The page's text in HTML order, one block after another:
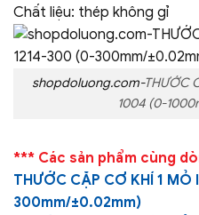
Chất liệu: thép không gỉ
shopdoluong.com-THƯỚC
1004 (0-
*** Các sản phẩm cùng
THƯỚC CẶP CƠ KHÍ 1 MỎ
300mm/±0.02mm)